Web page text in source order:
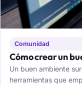
Comunidad
Cómo crear un
Un buen ambiente
herramientas que